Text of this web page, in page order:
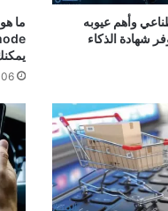
وأهم عيوبه
شهادة الذكاء